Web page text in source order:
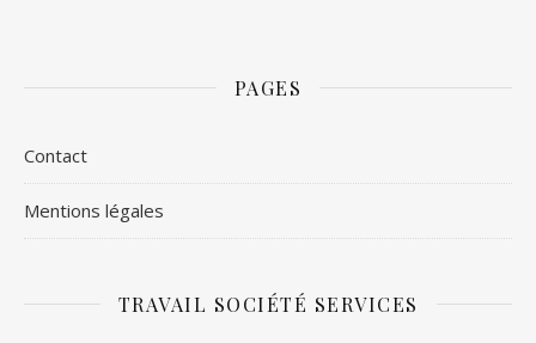
PAGES
Contact
Mentions légales
TRAVAIL SOCIÉTÉ SERVICES